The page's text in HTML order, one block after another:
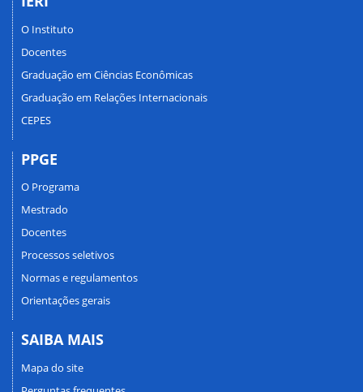
O Instituto
Docentes
Graduação em Ciências Econômicas
Graduação em Relações Internacionais
CEPES
PPGE
O Programa
Mestrado
Docentes
Processos seletivos
Normas e regulamentos
Orientações gerais
SAIBA MAIS
Mapa do site